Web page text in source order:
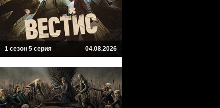
1 сезон 5 серия 04.08.2026